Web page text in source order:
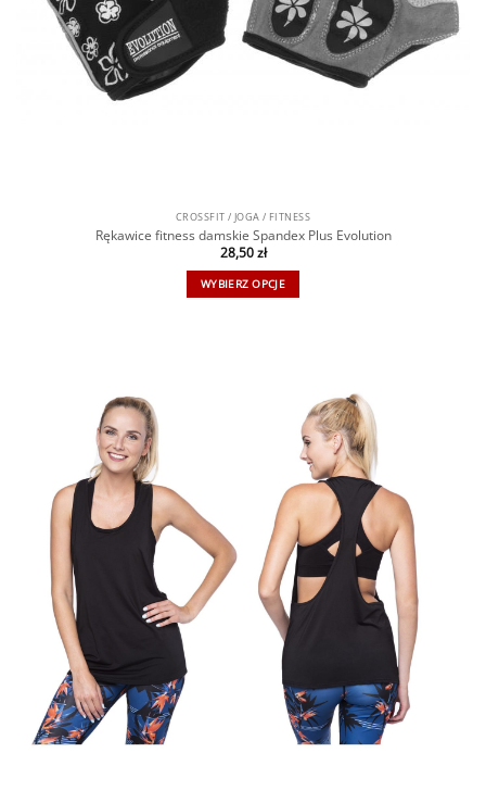
CROSSFIT / JOGA / FITNESS
Rękawice fitness damskie Spandex Plus Evolution
28,50zł
WYBIERZ OPCJE